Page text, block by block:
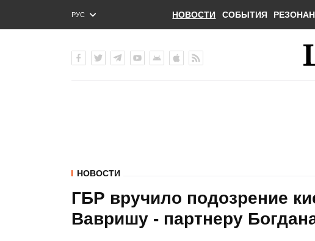
РУС
ENG
НОВОСТИ СОБЫТИЯ
НОВОСТИ
ГБР вручило подозрение
Вавришу - партнеру